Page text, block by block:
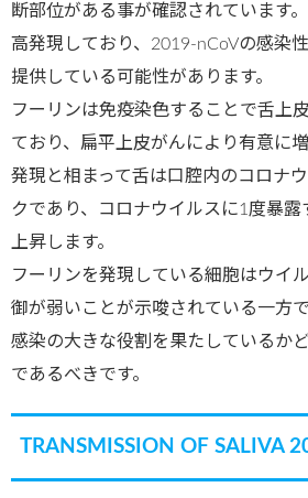
断部位がある事が確認されています
高発現しており、2019-nCoVの感染
提供している可能性があります。
フーリンは免疫染色することで舌上
ており、扁平上皮がんにより有意に
発現と相まって舌は口腔内のコロナ
クであり、コロナウイルスに1度暴露
上昇します。
フーリンを発現している細胞はウイ
御が弱いことが示唆されている一方
感染の大きな役割を果たしているか
であるべきです。
TRANSMISSION OF SALIVA